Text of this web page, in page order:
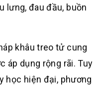
lưng, đau đầu, buồn
khâu treo tử cung
áp dụng rộng rãi. Tuy
học hiện đại, phương